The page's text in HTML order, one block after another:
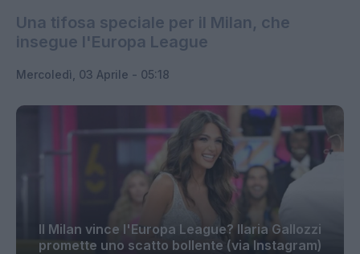
Una tifosa speciale per il Milan, che
insegue l'Europa League
Mercoledì, 03 Aprile - 05:18
Il Milan vince l'Europa League? Ilaria Gallozzi
promette uno scatto bollente (via Instagram)